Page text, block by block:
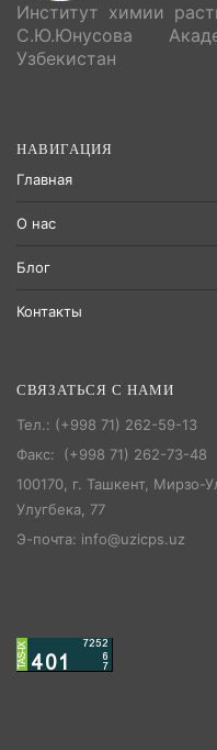
Институт химии
С.Ю.Юнусова
Узбекистан
НАВИГАЦИЯ
Главная
О нас
Блог
Контакты
СВЯЗАТЬСЯ С НАМИ
Тел.: (+998 71) 262-59-13
Факс: (+998 71) 262-73-48
100170, г. Ташкент, Мирзо-
Улугбека, 77
Э-почта: info@uzicps.uz